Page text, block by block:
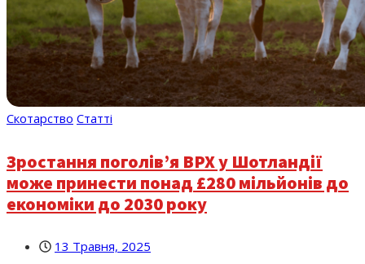
Скотарство Статті
Зростання поголів’я ВРХ у Шотландії
може принести понад £280 мільйонів до
економіки до 2030 року
13 Травня, 2025